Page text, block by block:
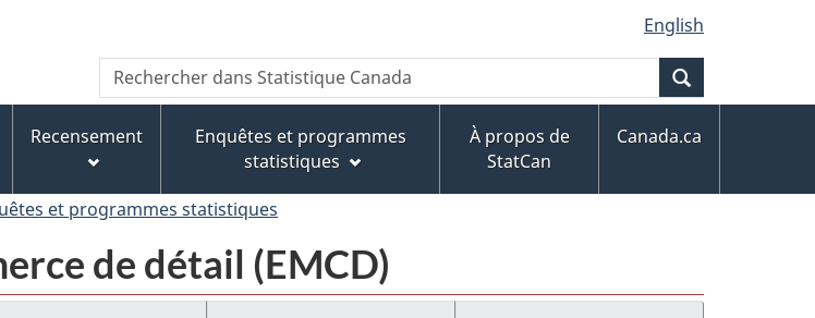
au
contenu
principal
« À
propos
de
ce
version
HTML
simplifiée
English
Recherche
Rechercher
dans
Canada
Recensement
Enquêtes et programmes
statistiques
À propos de
StatCan
Canada.ca
et programmes statistiques
de détail (EMCD)